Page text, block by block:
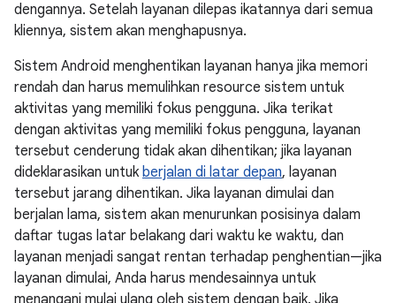
dengannya. Setelah layanan dilepas ikatannya dari semua
kliennya, sistem akan menghapusnya.
Sistem Android menghentikan layanan hanya jika memori
rendah dan harus memulihkan resource sistem untuk
aktivitas yang memiliki fokus pengguna. Jika terikat
dengan aktivitas yang memiliki fokus pengguna, layanan
tersebut cenderung tidak akan dihentikan; jika layanan
dideklarasikan untuk berjalan di latar depan, layanan
tersebut jarang dihentikan. Jika layanan dimulai dan
berjalan lama, sistem akan menurunkan posisinya dalam
daftar tugas latar belakang dari waktu ke waktu, dan
layanan menjadi sangat rentan terhadap penghentian—jika
layanan dimulai, Anda harus mendesainnya untuk
menangani mulai ulang oleh sistem dengan baik. Jika